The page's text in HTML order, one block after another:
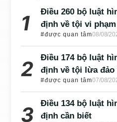
Điều 260 bộ luật
định về tội vi
#được quan tâm08/08/
Điều 174 bộ luật
định về tội lừa đảo
#được quan tâm07/08/
Điều 134 bộ luật
định cần biết